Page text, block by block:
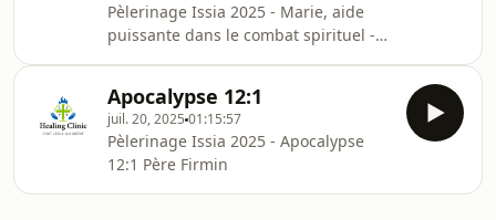
Pèlerinage Issia 2025 - Marie, aide
puissante dans le combat spirituel -
Apocalypse 12:1
juil. 20, 2025 01:15:57
Pèlerinage Issia 2025 - Apocalypse
12:1 Père Firmin